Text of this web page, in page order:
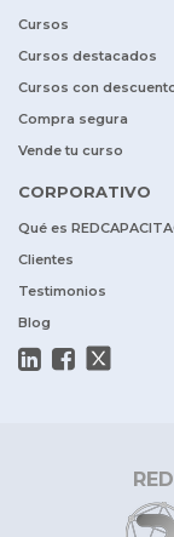
Cursos
Cursos destacados
Cursos con
Compra segura
Vende tu curso
CORPORATIVO
Qué es
Clientes
Testimonios
Blog